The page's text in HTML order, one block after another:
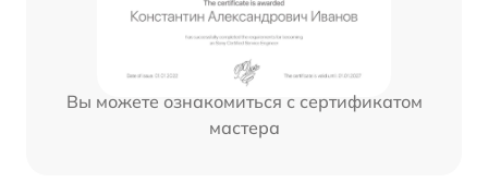
Вы можете ознакомиться с сертификатом
мастера